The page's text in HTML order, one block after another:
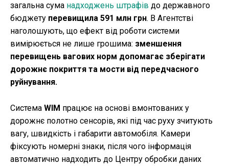
загальна сума надходжень штрафів до державного
бюджету перевищила 591 млн грн. В Агентстві
наголошують, що ефект від роботи системи
вимірюється не лише грошима: зменшення
перевищень вагових норм допомагає зберігати
дорожнє покриття та мости від передчасного
руйнування.
Система WIM працює на основі вмонтованих у
дорожнє полотно сенсорів, які під час руху зчитують
вагу, швидкість і габарити автомобіля. Камери
фіксують номерні знаки, після чого інформація
автоматично надходить до Центру обробки даних